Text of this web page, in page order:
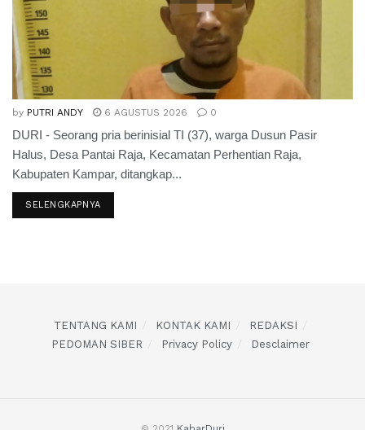
by PUTRI ANDY 6 AGUSTUS 2026 0
DURI - Seorang pria berinisial TI (37), warga Dusun Pasir
Halus, Desa Pantai Raja, Kecamatan Perhentian Raja,
Kabupaten Kampar, ditangkap...
SELENGKAPNYA
TENTANG KAMI KONTAK KAMI
REDAKSI
PEDOMAN SIBER
Privacy Policy Desclaimer